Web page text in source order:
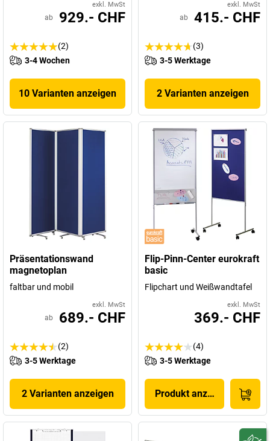
exkl. MwSt
ab 929.- CHF
(2)
3-4 Wochen
10 Varianten anzeigen
exkl. MwSt
ab 415.- CHF
(3)
3-5 Werktage
2 Varianten anzeigen
Präsentationswand
magnetoplan
faltbar und mobil
exkl. MwSt
ab 689.- CHF
(2)
3-5 Werktage
2 Varianten anzeigen
Flip-Pinn-Center eurokraft
basic
Flipchart und Weißwandtafel
exkl. MwSt
369.- CHF
(4)
3-5 Werktage
Produkt anzeigen